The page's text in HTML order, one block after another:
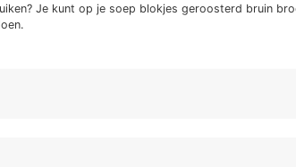
Je kunt op je soep blokjes geroosterd bruin